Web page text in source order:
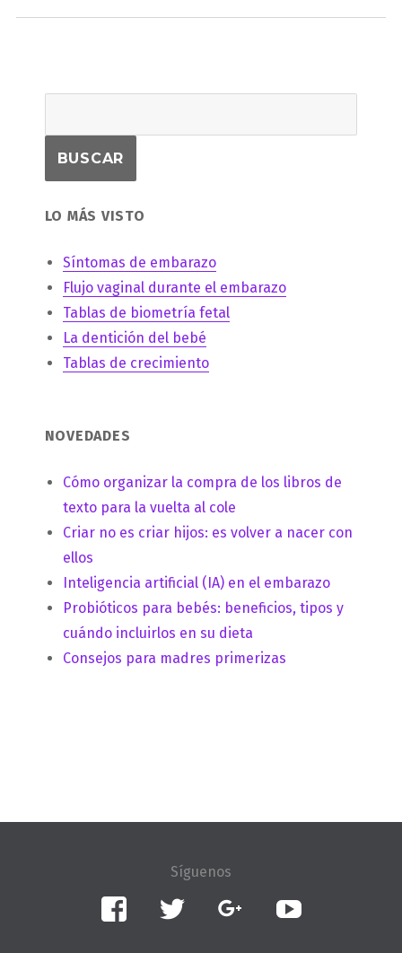
LO MÁS VISTO
Síntomas de embarazo
Flujo vaginal durante el embarazo
Tablas de biometría fetal
La dentición del bebé
Tablas de crecimiento
NOVEDADES
Cómo organizar la compra de los libros de
texto para la vuelta al cole
Criar no es criar hijos: es volver a nacer con
ellos
Inteligencia artificial (IA) en el embarazo
Probióticos para bebés: beneficios, tipos y
cuándo incluirlos en su dieta
Consejos para madres primerizas
Facebook Twitter Google+